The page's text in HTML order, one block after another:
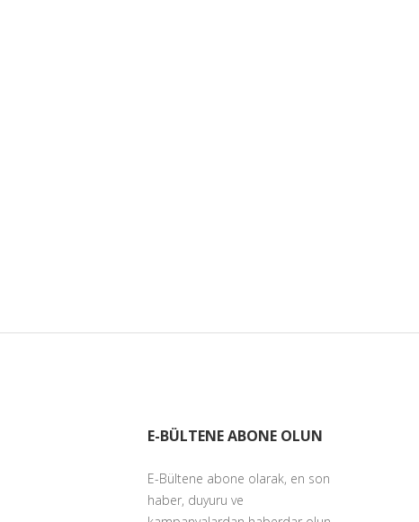
E-BÜLTENE ABONE OLUN
E-Bültene abone olarak, en son
haber, duyuru ve